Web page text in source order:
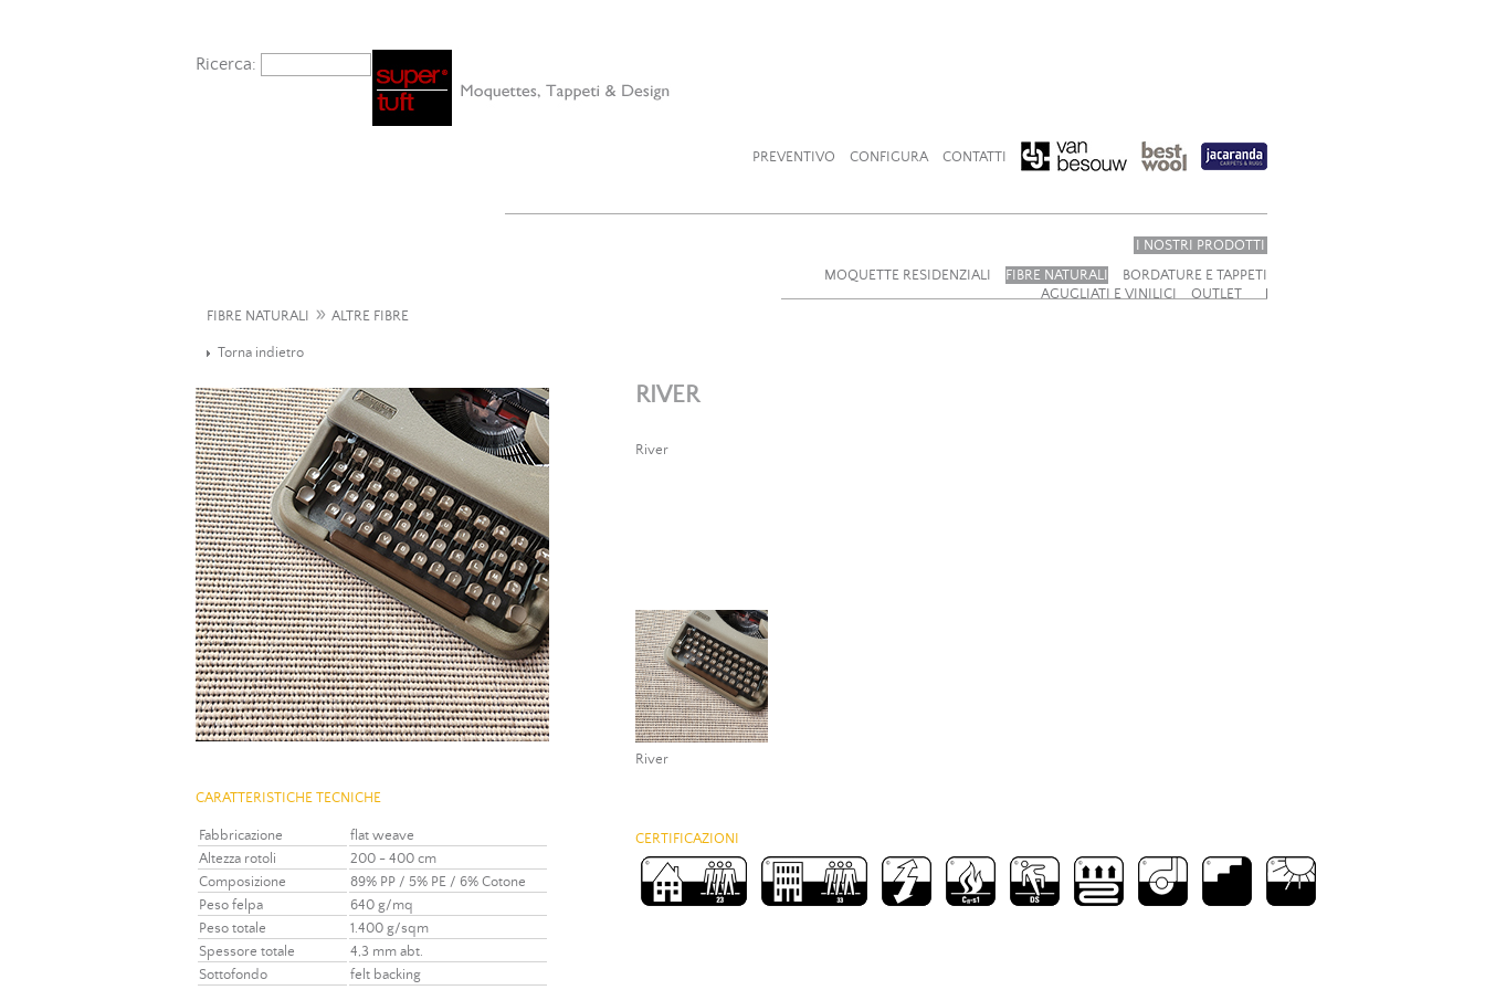
Ricerca:
PREVENTIVO CONFIGURA CONTATTI
I NOSTRI PRODOTTI
MOQUETTE RESIDENZIALI
FIBRE NATURALI
BORDATURE E TAPPETI
AGUGLIATI E VINILICI
OUTLET
FIBRE NATURALI » ALTRE FIBRE
Torna indietro
RIVER
River
River
CERTIFICAZIONI
CARATTERISTICHE TECNICHE
Fabbricazione
flat weave
Altezza rotoli
200 - 400 cm
Composizione
89% PP / 5% PE / 6% Cotone
Peso felpa
640 g/mq
Peso totale
1.400 g/sqm
Spessore totale
4,3 mm abt.
Sottofondo
felt backing